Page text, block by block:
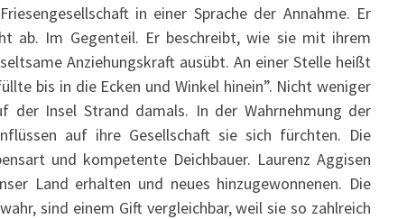
in einer Sprache der Annahme. Er
ab. Im Gegenteil. Er beschreibt, wie sie mit ihrem
Anziehungskraft ausübt. An einer Stelle heißt
bis in die Ecken und Winkel hinein”. Nicht weniger
Insel Strand damals. In der Wahrnehmung der
auf ihre Gesellschaft sie sich fürchten. Die
und kompetente Deichbauer. Laurenz Aggisen
Land erhalten und neues hinzugewonnenen. Die
sind einem Gift vergleichbar, weil sie so zahlreich